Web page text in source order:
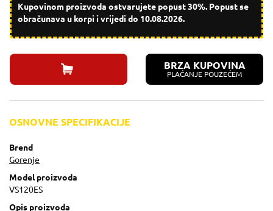
Kupovinom proizvoda ostvarujete popust 30%. Popust se
obračunava u korpi i vrijedi do 10.08.2026.
BRZA KUPOVINA
PLAĆANJE POUZEĆEM
OSNOVNE SPECIFIKACIJE
Brend
Gorenje
Model proizvoda
VS120ES
Opis proizvoda